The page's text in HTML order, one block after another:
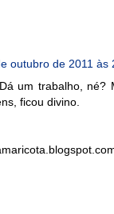
outubro de 2011 às
um trabalho, né?
ficou divino.